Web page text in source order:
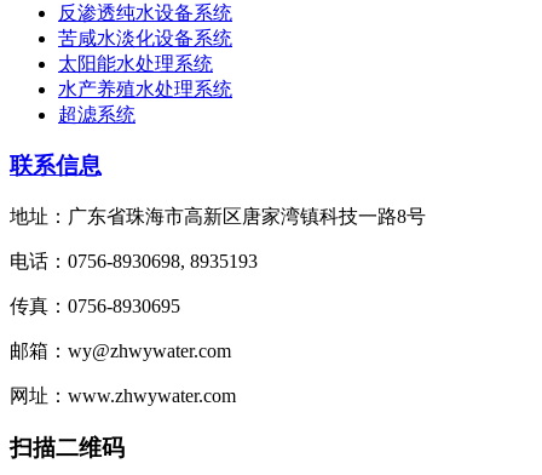
反渗透纯水设备系统
苦咸水淡化设备系统
太阳能水处理系统
水产养殖水处理系统
超滤系统
联系信息
地址：广东省珠海市高新区唐家湾镇科技一路8号
电话：0756-8930698, 8935193
传真：0756-8930695
邮箱：wy@zhwywater.com
网址：www.zhwywater.com
扫描二维码